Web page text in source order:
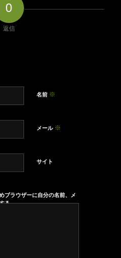
0
返信
名前 ※
メール ※
サイト
ブラウザーに自分の名前、メ
る。